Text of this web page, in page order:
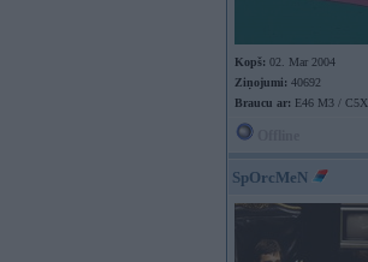
Kopš: 02. Mar 2004
Ziņojumi: 40692
Braucu ar: E46 M3 / C5X
SpOrcMeN